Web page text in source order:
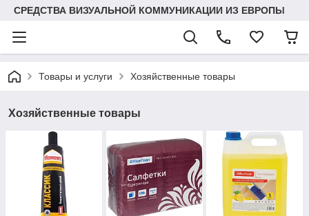
СРЕДСТВА ВИЗУАЛЬНОЙ КОММУНИКАЦИИ ИЗ ЕВРОПЫ
Товары и услуги Хозяйственные товары
Хозяйственные товары